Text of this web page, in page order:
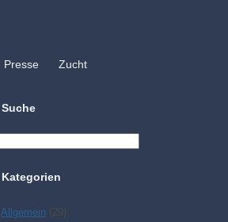
Presse Zucht
Suche
Kategorien
Allgemein (29)